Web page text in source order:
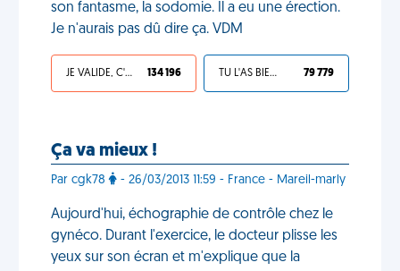
son fantasme, la sodomie. Il a eu une érection.
Je n'aurais pas dû dire ça. VDM
JE VALIDE, C'EST UNE VDM 134 196 TU L'AS BIEN MÉRITÉ 79 779
Ça va mieux !
Par cgk78 - 26/03/2013 11:59 - France - Mareil-marly
Aujourd'hui, échographie de contrôle chez le
gynéco. Durant l'exercice, le docteur plisse les
yeux sur son écran et m'explique que la